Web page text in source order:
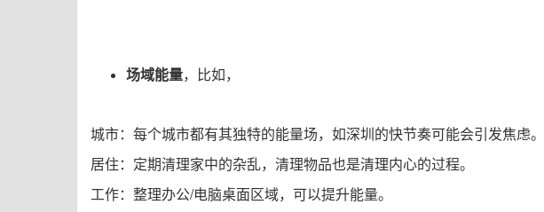
场域能量，比如，
城市：每个城市都有其独特的能量场，如深圳的快节奏可能会引发焦虑。
居住：定期清理家中的杂乱，清理物品也是清理内心的过程。
工作：整理办公/电脑桌面区域，可以提升能量。